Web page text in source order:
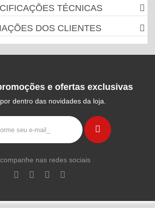
TÉCNICAS
DOS CLIENTES
e ofertas exclusivas
dentro das novidades da loja.
nas redes sociais